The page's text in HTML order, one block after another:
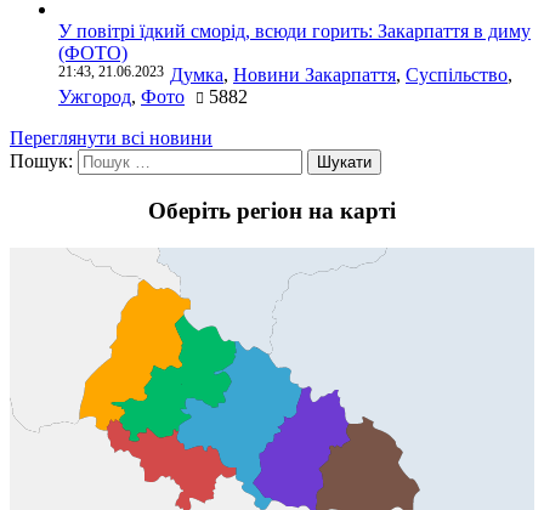
У повітрі їдкий сморід, всюди горить: Закарпаття в диму
(ФОТО)
21:43, 21.06.2023 Думка, Новини Закарпаття, Суспільство,
Ужгород, Фото
5882
Переглянути всі новини
Пошук:
Оберіть регіон на карті